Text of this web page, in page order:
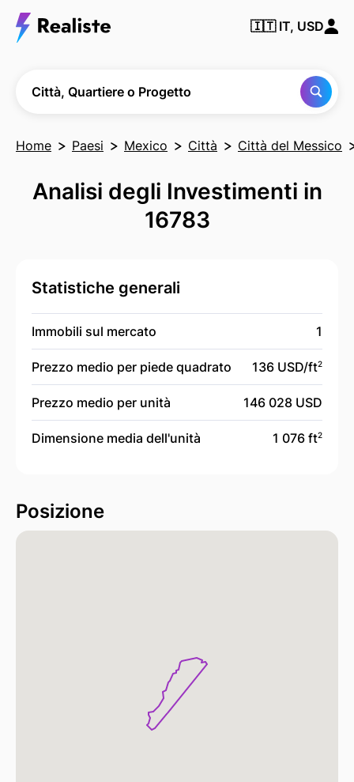
🇮🇹 IT, USD
Città, Quartiere o Progetto
Home Paesi Mexico Città Città del Messico
Analisi degli Investimenti in
16783
Statistiche generali
Immobili sul mercato 1
Prezzo medio per piede quadrato 136 USD/ft2
Prezzo medio per unità 146 028 USD
Dimensione media dell'unità 1 076 ft2
Posizione